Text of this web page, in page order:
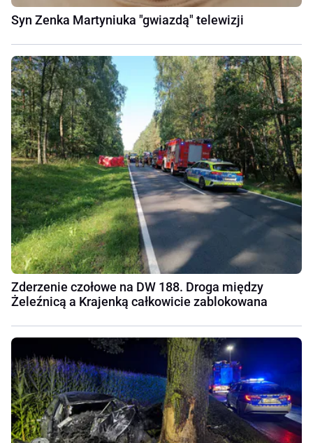
Syn Zenka Martyniuka "gwiazdą" telewizji
Zderzenie czołowe na DW 188. Droga między
Żeleźnicą a Krajenką całkowicie zablokowana